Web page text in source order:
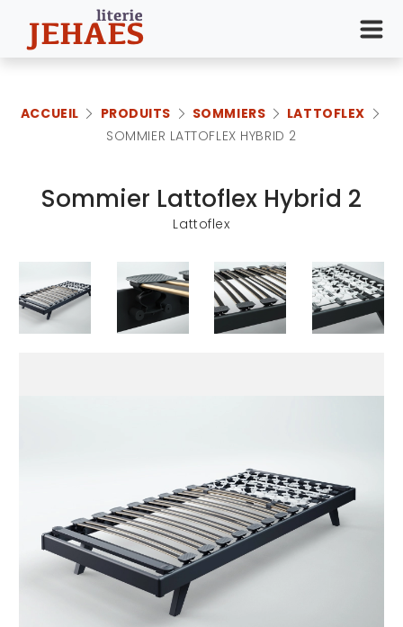
ACCUEIL PRODUITS SOMMIERS
LATTOFLEX
SOMMIER LATTOFLEX HYBRID 2
Sommier Lattoflex Hybrid 2
Lattoflex